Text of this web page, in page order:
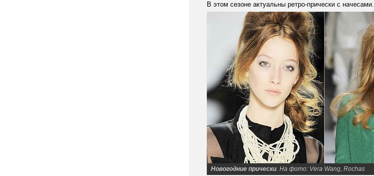
В этом сезоне актуальны ретро-прически с начесами.
Новогодние прически. На фото: Vera Wang, Rochas